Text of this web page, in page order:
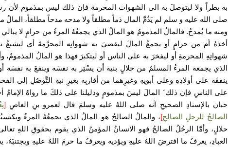
به بطراً ولا ليتوصلَ به الى الشهوات المحرمة فإن ذلك ليس بمذموم لأن
صلى الله عليه و سلم لم يَذُمَّ المال ذماً مطلقاً ولا مدحه مدحاً مطلقاً، المالُ
ومنه ما يُمدحُ. فالمالُ المذمومُ هو المالُ الذي يجمعُهُ المرءُ من حرامٍ لا
أخذهُ أم من حرامٍ أو يجمعُ المالَ ليقضيَ به شهواتِه المحرَّمةَ أي ليشبعُ
شهواتِهِ المحرمةِ أو ليفخرَ به على الناس أو ليتكبرَ فهذا هو المالُ المذمومُ،
الذي يجمعه المرءُ المسلمُ من حلالٍ بنية أن يسْتِر به نفسَه وينفعَ به نفسَه
ينفقَه على أولادِهِ وعلى أبويهِ وغيرِهما من أقاربِه بغيرِ نيةِ التَّوصُلِ إلى
على الناسِ فإن ذلك َ المالَ ليسَ بمذمومٍ ودليلنا على ذلكَ ما رواهُ الإمامُ
حبان بالإسنادِ الصحيحِ أنه صلى اللهُ عليه وسلمَ قال لعمرو بنِ العاصِ [
الصالحُ للرجلِ الصالحِ]، والمالُ الصالحُ هو المالُ الذي يجمعُهُ المرءُ
حلالٍ، وأمَّا الرجُلُ الصالحُ فهو الانسانُ المؤمنُ الذي يقوم بحقوقِ اللهِ
العبادِ، يعرفُ ما افترضَ اللهُ عليهِ ويؤديه ويعرفُ ما حرمَ اللهُ عليهِ ويجتنبَهُ،